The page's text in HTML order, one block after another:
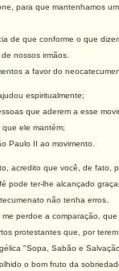
para que mantenhamos
de que conforme o que
nossos irmãos.
a favor do
espiritualmente;
que aderem a esse
ele mantém;
Paulo II ao movimento.
acredito que você, de fato,
pode ter-lhe alcançado
não tenha erros.
perdoe a comparação, que
protestantes que, por
"Sopa, Sabão e
o bom fruto da